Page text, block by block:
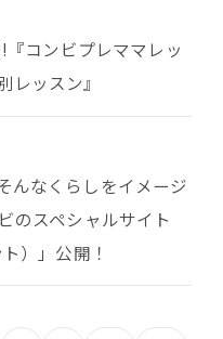
コンビプレママレッ
ッスン』
んなくらしをイメージ
のスペシャルサイト
）」公開！